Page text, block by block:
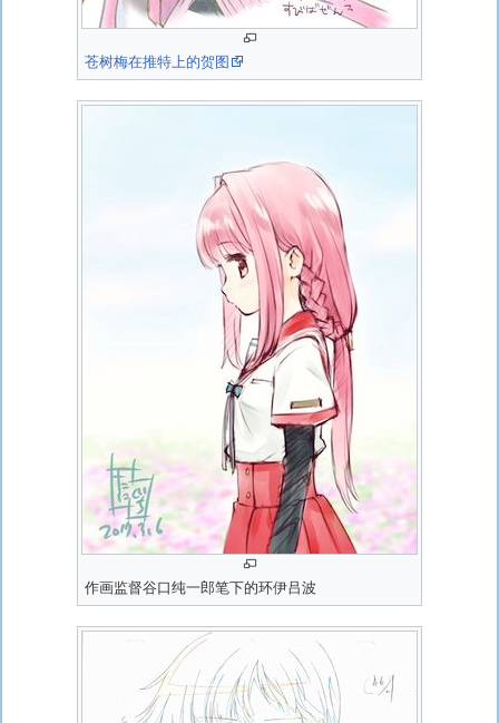
苍树梅在推特上的贺图
作画监督谷口纯一郎笔下的环伊吕波